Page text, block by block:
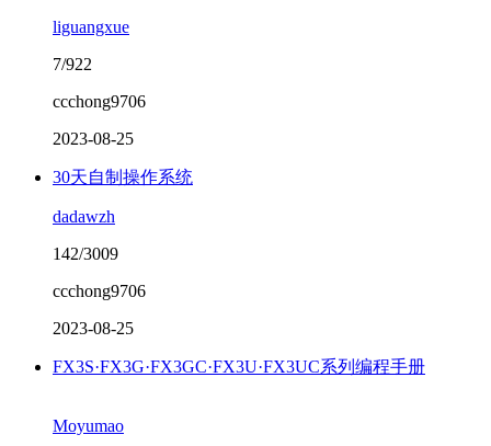
liguangxue
7/922
ccchong9706
2023-08-25
30天自制操作系统
dadawzh
142/3009
ccchong9706
2023-08-25
FX3S·FX3G·FX3GC·FX3U·FX3UC系列编程手册
Moyumao